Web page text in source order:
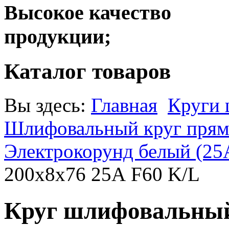
Высокое качество
продукции;
Каталог товаров
Вы здесь: Главная Круги
Шлифовальный круг
Электрокорунд белый
200х8х76 25А F60 K/L
Круг